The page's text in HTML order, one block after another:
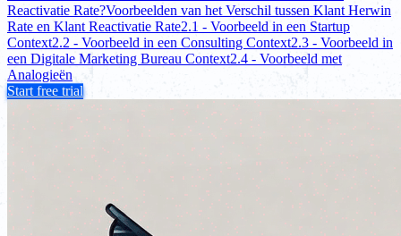
Reactivatie Rate?Voorbeelden van het Verschil tussen Klant Herwin
Rate en Klant Reactivatie Rate2.1 - Voorbeeld in een Startup
Context2.2 - Voorbeeld in een Consulting Context2.3 - Voorbeeld in
een Digitale Marketing Bureau Context2.4 - Voorbeeld met
Analogieën
Start free trial